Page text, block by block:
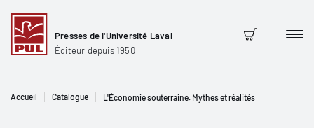
Presses de l'Université Laval
Éditeur depuis 1950
Panier
Accueil Catalogue L'Économie souterraine. Mythes et réalités